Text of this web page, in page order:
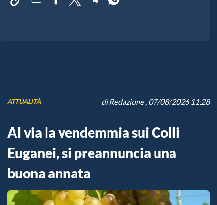
ATTUALITÀ diRedazione, 07/08/2026 11:28
Al via la vendemmia sui Colli
Euganei, si preannuncia una
buona annata